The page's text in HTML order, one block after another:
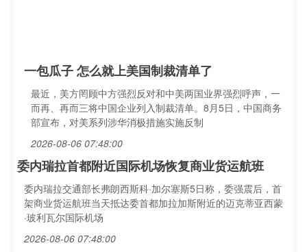
一包瓜子 怎么就上美国制裁清单了
最近，美方罔顾中方强烈反对和中美两国业界强烈呼声，一
而再、再而三将中国企业列入制裁清单。8月5日，中国商务
部宣布，对美系列涉华消极措施实施反制
2026-08-06 07:48:00
委内瑞拉首都附近国际机场恢复商业货运航班
委内瑞拉交通部长弗朗西斯科·加尔塞斯5日称，委强震后，首
架商业货运航班当天抵达委首都加拉加斯附近的迈克蒂亚西蒙
·玻利瓦尔国际机场
2026-08-06 07:48:00